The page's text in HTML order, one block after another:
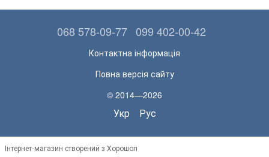
068 578-09-77 099 402-00-42
Контактна інформація
Повна версія сайту
© 2014—2026
Укр Рус
Інтернет-магазин створений з Хорошоп